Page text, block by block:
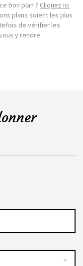
bon plan ? Cliquez ici
plans soient les plus
de vérifier les
y rendre.